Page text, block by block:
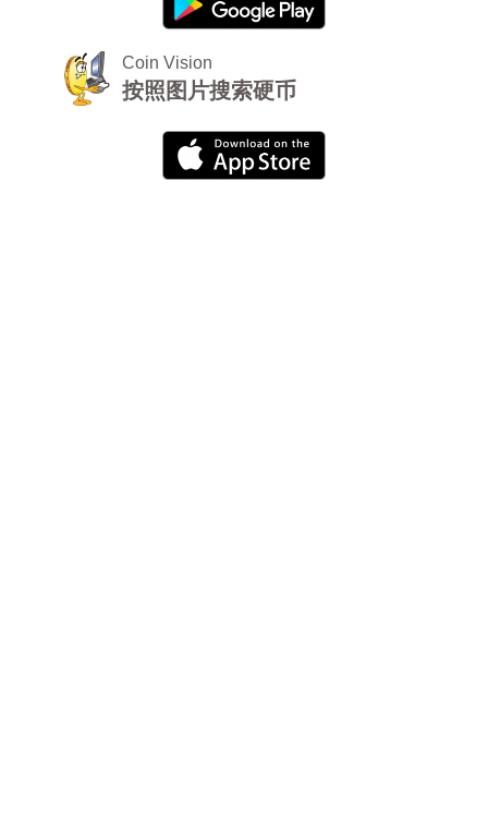
Coin Vision
按照图片搜索硬币